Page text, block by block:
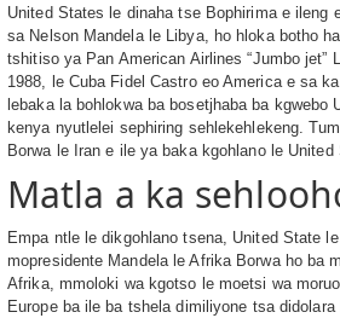
United States le dinaha tse Bophirima e ileng
sa Nelson Mandela le Libya, ho hloka botho
tshitiso ya Pan American Airlines “Jumbo jet”
1988, le Cuba Fidel Castro eo America e sa
lebaka la bohlokwa ba bosetjhaba ba kgwebo
kenya nyutlelei sephiring sehlekehlekeng.
Borwa le Iran e ile ya baka kgohlano le United
Matla a ka
Empa ntle le dikgohlano tsena, United State
mopresidente Mandela le Afrika Borwa ho ba
Afrika, mmoloki wa kgotso le moetsi wa
Europe ba ile ba tshela dimiliyone tsa